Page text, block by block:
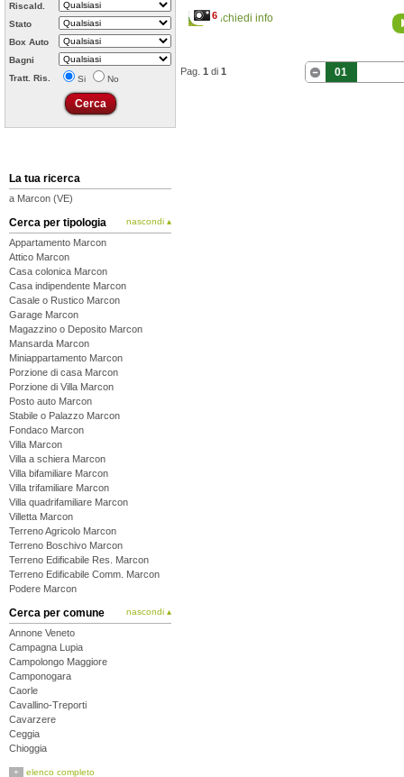
Riscald.
Stato
Box Auto
Bagni
Tratt. Ris.
Si No
La tua ricerca
a Marcon (VE)
Cerca per tipologia nascondi ▴
Appartamento Marcon
Attico Marcon
Casa colonica Marcon
Casa indipendente Marcon
Casale o Rustico Marcon
Garage Marcon
Magazzino o Deposito Marcon
Mansarda Marcon
Miniappartamento Marcon
Porzione di casa Marcon
Porzione di Villa Marcon
Posto auto Marcon
Stabile o Palazzo Marcon
Fondaco Marcon
Villa Marcon
Villa a schiera Marcon
Villa bifamiliare Marcon
Villa trifamiliare Marcon
Villa quadrifamiliare Marcon
Villetta Marcon
Terreno Agricolo Marcon
Terreno Boschivo Marcon
Terreno Edificabile Res. Marcon
Terreno Edificabile Comm. Marcon
Podere Marcon
Cerca per comune nascondi ▴
Annone Veneto
Campagna Lupia
Campolongo Maggiore
Camponogara
Caorle
Cavallino-Treporti
Cavarzere
Ceggia
Chioggia
+ elenco completo
6
Richiedi info
Pag. 1 di 1 01